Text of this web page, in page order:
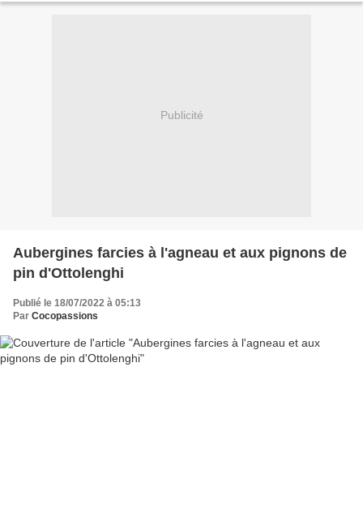
Publicité
Aubergines farcies à l'agneau et aux pignons de
pin d'Ottolenghi
Publié le 18/07/2022 à 05:13
Par Cocopassions